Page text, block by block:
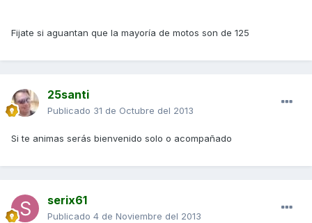
Fijate si aguantan que la mayoría de motos son de 125
25santi
Publicado 31 de Octubre del 2013
Si te animas serás bienvenido solo o acompañado
serix61
Publicado 4 de Noviembre del 2013